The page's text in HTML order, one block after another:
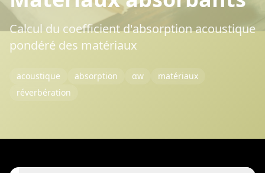
Calcul du coefficient d'absorption acoustique
pondéré des matériaux
acoustique absorption αw
matériaux
réverbération